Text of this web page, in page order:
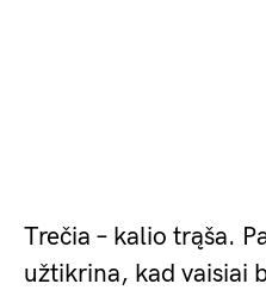
Trečia – kalio trąša.
užtikrina, kad vaisiai